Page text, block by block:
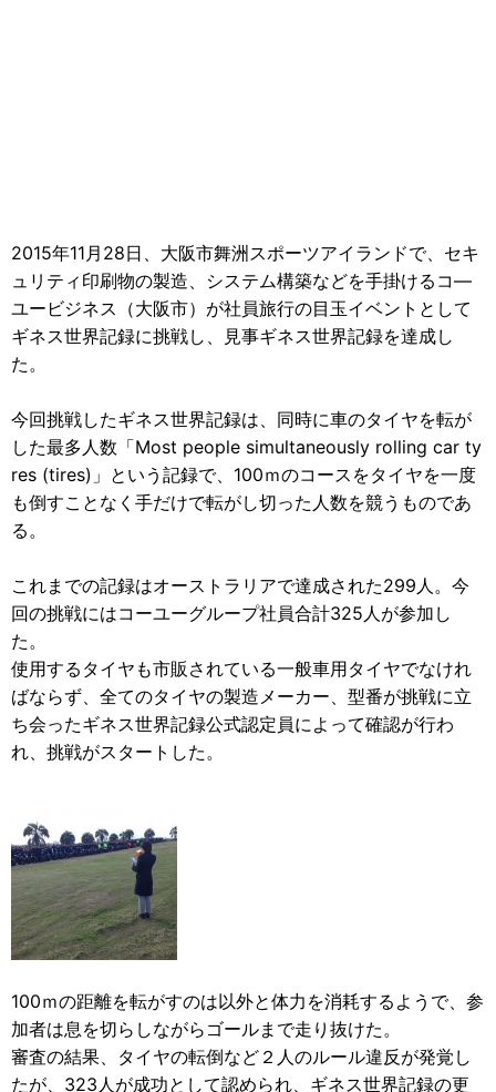
2015年11月28日、大阪市舞洲スポーツアイランドで、セキ
ュリティ印刷物の製造、システム構築などを手掛けるコ―
ユービジネス（大阪市）が社員旅行の目玉イベントとして
ギネス世界記録に挑戦し、見事ギネス世界記録を達成し
た。
今回挑戦したギネス世界記録は、同時に車のタイヤを転が
した最多人数「Most people simultaneously rolling car ty
res (tires)」という記録で、100ｍのコースをタイヤを一度
も倒すことなく手だけで転がし切った人数を競うものであ
る。
これまでの記録はオーストラリアで達成された299人。今
回の挑戦にはコーユーグループ社員合計325人が参加し
た。
使用するタイヤも市販されている一般車用タイヤでなけれ
ばならず、全てのタイヤの製造メーカー、型番が挑戦に立
ち会ったギネス世界記録公式認定員によって確認が行わ
れ、挑戦がスタートした。
100ｍの距離を転がすのは以外と体力を消耗するようで、参
加者は息を切らしながらゴールまで走り抜けた。
審査の結果、タイヤの転倒など２人のルール違反が発覚し
たが、323人が成功として認められ、ギネス世界記録の更